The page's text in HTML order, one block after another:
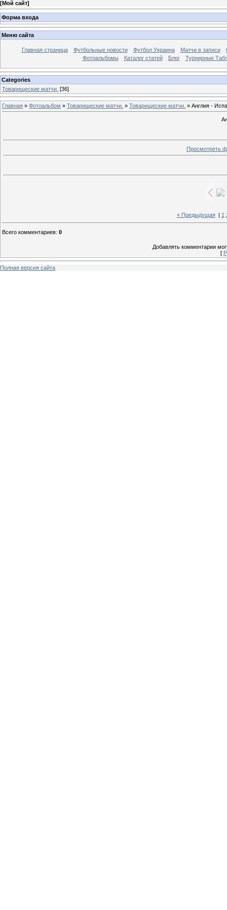
[Мой сайт]
Форма входа
Меню сайта
Главная страница Футбольные новости Футбол Украина Матчи в записи
Фотоальбомы
Каталог статей Блог Турнирные
Categories
Товарищеские матчи. [36]
Главная » Фотоальбом » Товарищеские матчи. » Товарищеские матчи. » Англия -
Просмотреть
« Предыдущая| 1
Всего комментариев: 0
Добавлять комментарии
[
Полная версия сайта